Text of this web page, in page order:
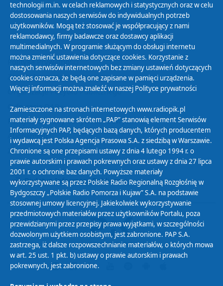
Polityka Prywatności
Zasady korzystania z Serwisu
Organizacje Pożytku Publicznego
Cyfryzacja DAB+
Polityka ochrony danych osobowych
Abonament
Zamówienia publiczne
Biuletyn Informacji Publicznej
technologii m.in. w celach reklamowych i statystycznych oraz w celu
dostosowania naszych serwisów do indywidualnych potrzeb
użytkowników. Mogą też stosować je współpracujący z nami
reklamodawcy, firmy badawcze oraz dostawcy aplikacji
multimedialnych. W programie służącym do obsługi internetu
można zmienić ustawienia dotyczące cookies. Korzystanie z
naszych serwisów internetowych bez zmiany ustawień dotyczących
cookies oznacza, że będą one zapisane w pamięci urządzenia.
Więcej informacji można znaleźć w naszej Polityce prywatności
Zamieszczone na stronach internetowych www.radiopik.pl
materiały sygnowane skrótem „PAP” stanowią element Serwisów
Informacyjnych PAP, będących bazą danych, których producentem
i wydawcą jest Polska Agencja Prasowa S.A. z siedzibą w Warszawie.
Chronione są one przepisami ustawy z dnia 4 lutego 1994 r. o
prawie autorskim i prawach pokrewnych oraz ustawy z dnia 27 lipca
2001 r. o ochronie baz danych. Powyższe materiały
wykorzystywane są przez Polskie Radio Regionalną Rozgłośnię w
Bydgoszczy „Polskie Radio Pomorza i Kujaw” S.A. na podstawie
stosownej umowy licencyjnej. Jakiekolwiek wykorzystywanie
przedmiotowych materiałów przez użytkowników Portalu, poza
przewidzianymi przez przepisy prawa wyjątkami, w szczególności
dozwolonym użytkiem osobistym, jest zabronione. PAP S.A.
zastrzega, iż dalsze rozpowszechnianie materiałów, o których mowa
w art. 25 ust. 1 pkt. b) ustawy o prawie autorskim i prawach
pokrewnych, jest zabronione.